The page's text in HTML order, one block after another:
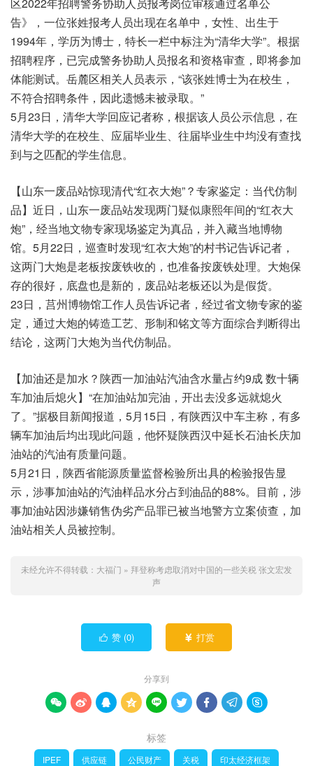
告》，一位张姓报考人员出现在名单中，女性、出生于
1994年，学历为博士，特长一栏中标注为“清华大学”。根据
招聘程序，已完成警务协助人员报名和资格审查，即将参加
体能测试。岳麓区相关人员表示，“该张姓博士为在校生，
不符合招聘条件，因此遗憾未被录取。”
5月23日，清华大学回应记者称，根据该人员公示信息，在
清华大学的在校生、应届毕业生、往届毕业生中均没有查找
到与之匹配的学生信息。
【山东一废品站惊现清代“红衣大炮”？专家鉴定：当代仿制
品】近日，山东一废品站发现两门疑似康熙年间的“红衣大
炮”，经当地文物专家现场鉴定为真品，并入藏当地博物
馆。5月22日，巡查时发现“红衣大炮”的村书记告诉记者，
这两门大炮是老板按废铁收的，也准备按废铁处理。大炮保
存的很好，底盘也是新的，废品站老板还以为是假货。
23日，莒州博物馆工作人员告诉记者，经过省文物专家的鉴
定，通过大炮的铸造工艺、形制和铭文等方面综合判断得出
结论，这两门大炮为当代仿制品。
【加油还是加水？陕西一加油站汽油含水量占约9成 数十辆
车加油后熄火】“在加油站加完油，开出去没多远就熄火
了。”据极目新闻报道，5月15日，有陕西汉中车主称，有多
辆车加油后均出现此问题，他怀疑陕西汉中延长石油长庆加
油站的汽油有质量问题。
5月21日，陕西省能源质量监督检验所出具的检验报告显
示，涉事加油站的汽油样品水分占到油品的88%。目前，涉
事加油站因涉嫌销售伪劣产品罪已被当地警方立案侦查，加
油站相关人员被控制。
未经允许不得转载： 大福门 » 拜登称考虑取消对中国的一些关税 张文宏发
声
 赞 (0)  打赏
分享到
        
标签
IPEF 供应链 公民财产 关税 印太经济框架